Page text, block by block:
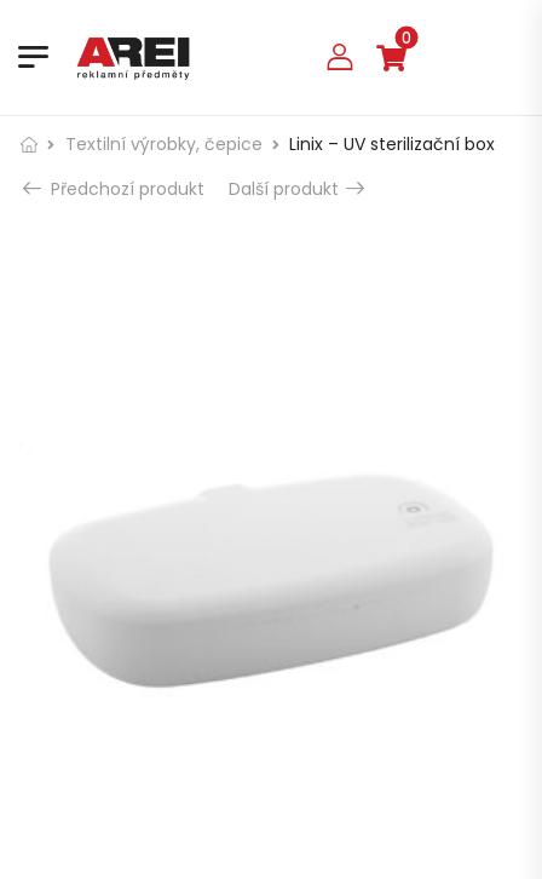
0
Textilní výrobky, čepice
Linix – UV sterilizační box
Předchozí produkt
Další produkt